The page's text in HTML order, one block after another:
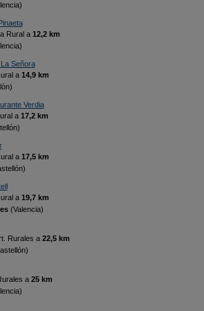
Rural a 12,2 km
Señora
a 14,9 km
Verdia
a 17,2 km
a 17,5 km
a 19,7 km
(Valencia)
Rurales a 22,5 km
a 25 km